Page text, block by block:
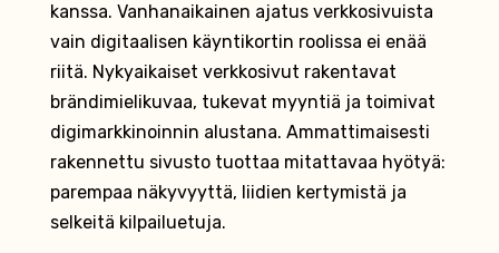
kanssa. Vanhanaikainen ajatus verkkosivuista
vain digitaalisen käyntikortin roolissa ei enää
riitä. Nykyaikaiset verkkosivut rakentavat
brändimielikuvaa, tukevat myyntiä ja toimivat
digimarkkinoinnin alustana. Ammattimaisesti
rakennettu sivusto tuottaa mitattavaa hyötyä:
parempaa näkyvyyttä, liidien kertymistä ja
selkeitä kilpailuetuja.